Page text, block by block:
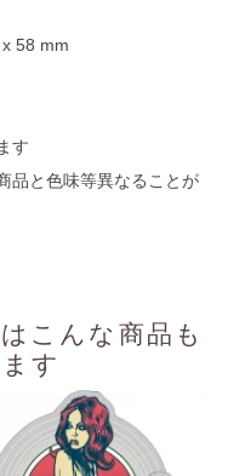
58 mm
す
品と色味等異なることが
こんな商品も
す